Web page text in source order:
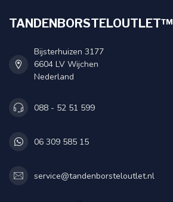
TANDENBORSTELOUTLET™
Bijsterhuizen 3177
6604 LV Wijchen
Nederland
088 - 52 51 599
06 309 585 15
service@tandenborsteloutlet.nl